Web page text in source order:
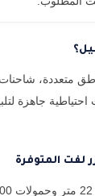
جاهزة
لفت المتوفرة